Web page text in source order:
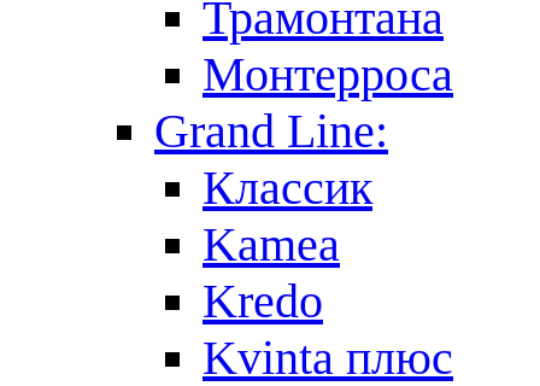
Трамонтана
Монтерроса
Grand Line:
Классик
Kamea
Kredo
Kvinta плюс